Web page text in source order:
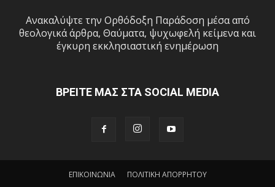
Ανακαλύψτε την Ορθόδοξη Παράδοση μέσα από
θεολογικά άρθρα, Θαύματα, ψυχωφελή κείμενα και
έγκυρη εκκλησιαστική ενημέρωση
ΒΡΕΙΤΕ ΜΑΣ ΣΤΑ SOCIAL MEDIA
ΕΠΙΚΟΙΝΩΝΙΑ ΠΟΛΙΤΙΚΗ ΑΠΟΡΡΗΤΟΥ